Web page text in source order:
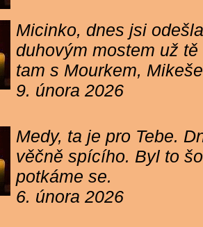
Micinko, dnes jsi
duhovým mostem už
tam s Mourkem,
9. února 2026
Medy, ta je pro Tebe.
věčně spícího. Byl to
potkáme se.
6. února 2026